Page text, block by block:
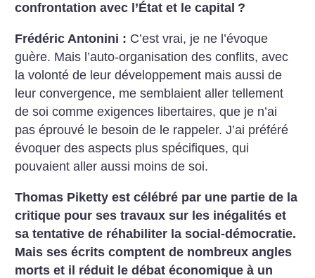
confrontation avec l’État et le capital ?
Frédéric Antonini : C’est vrai, je ne l’évoque
guère. Mais l’auto-organisation des conflits, avec
la volonté de leur développement mais aussi de
leur convergence, me semblaient aller tellement
de soi comme exigences libertaires, que je n’ai
pas éprouvé le besoin de le rappeler. J’ai préféré
évoquer des aspects plus spécifiques, qui
pouvaient aller aussi moins de soi.
Thomas Piketty est célébré par une partie de la
critique pour ses travaux sur les inégalités et
sa tentative de réhabiliter la social-démocratie.
Mais ses écrits comptent de nombreux angles
morts et il réduit le débat économique à un